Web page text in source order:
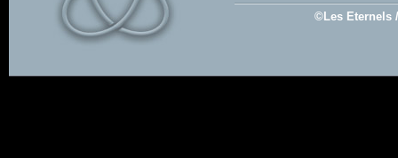
©Les Eternels